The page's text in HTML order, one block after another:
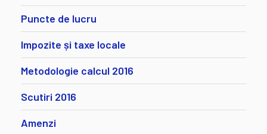
Puncte de lucru
Impozite și taxe locale
Metodologie calcul 2016
Scutiri 2016
Amenzi